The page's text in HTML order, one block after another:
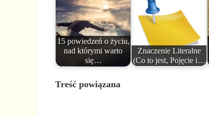
15 powiedzeń o życiu,
nad którymi warto
się…
Znaczenie Literalne
(Co to jest, Pojęcie i…
Treść powiązana